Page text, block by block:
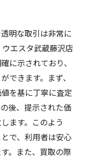
明な取引は非常に
エスタ武蔵藤沢店
に示されており、
できます。まず、
を基に丁寧に査定
後、提示された価
ます。このよう
で、利用者は安心
。また、買取の際